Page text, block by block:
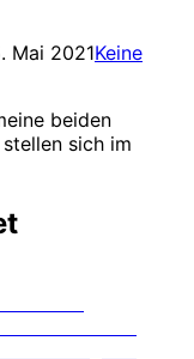
Mai 2021Keine
beiden
sich im